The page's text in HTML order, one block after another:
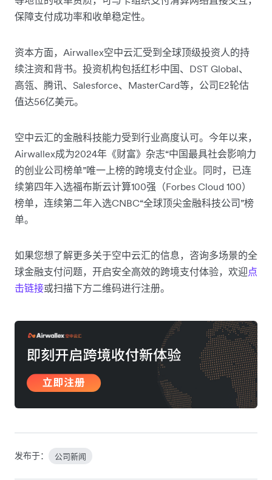
保障支付成功率和收单稳定性。
资本方面，Airwallex空中云汇受到全球顶级投资人的持
续注资和背书。投资机构包括红杉中国、DST Global、
高瓴、腾讯、Salesforce、MasterCard等，公司E2轮估
值达56亿美元。
空中云汇的金融科技能力受到行业高度认可。今年以来，
Airwallex成为2024年《财富》杂志“中国最具社会影响力
的创业公司榜单”唯一上榜的跨境支付企业。同时，已连
续第四年入选福布斯云计算100强（Forbes Cloud 100）
榜单，连续第二年入选CNBC“全球顶尖金融科技公司”榜
单。
如果您想了解更多关于空中云汇的信息，咨询多场景的全
球金融支付问题，开启安全高效的跨境支付体验，欢迎点
击链接或扫描下方二维码进行注册。
发布于： 公司新闻